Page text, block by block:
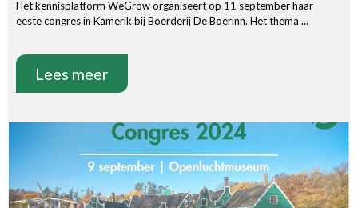
Het kennisplatform WeGrow organiseert op 11 september haar
eeste congres in Kamerik bij Boerderij De Boerinn. Het thema ...
Lees meer